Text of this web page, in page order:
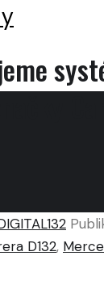
D132,